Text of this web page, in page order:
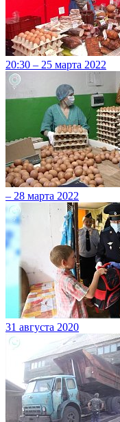
20:30 – 25 марта 2022
– 28 марта 2022
31 августа 2020